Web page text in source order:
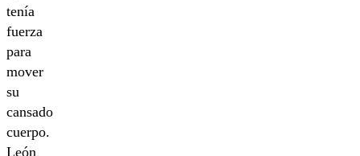
tenía
fuerza
para
mover
su
cansado
cuerpo.
León